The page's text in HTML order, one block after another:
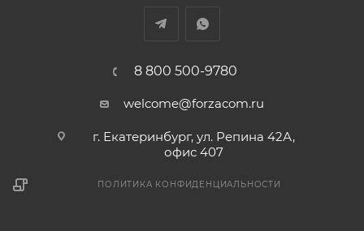
8 800 500-9780
welcome@forzacom.ru
г. Екатеринбург, ул. Репина 42А,
офис 407
ПОЛИТИКА КОНФИДЕНЦИАЛЬНОСТИ